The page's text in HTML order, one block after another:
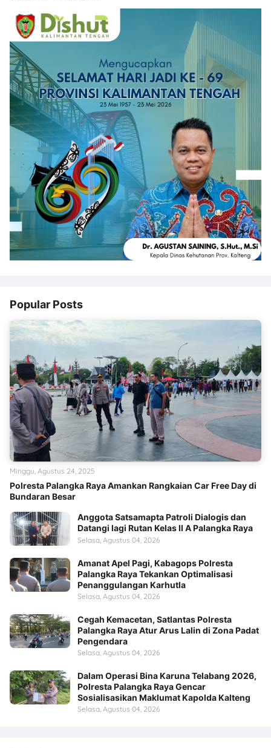
Popular Posts
Polresta Palangka Raya Amankan Rangkaian Car Free Day di
Bundaran Besar
Minggu, Agustus 24, 2025
Anggota Satsamapta Patroli Dialogis dan
Datangi lagi Rutan Kelas II A Palangka Raya
Selasa, Agustus 04, 2026
Amanat Apel Pagi, Kabagops Polresta
Palangka Raya Tekankan Optimalisasi
Penanggulangan Karhutla
Selasa, Agustus 04, 2026
Cegah Kemacetan, Satlantas Polresta
Palangka Raya Atur Arus Lalin di Zona Padat
Pengendara
Selasa, Agustus 04, 2026
Dalam Operasi Bina Karuna Telabang 2026,
Polresta Palangka Raya Gencar
Sosialisasikan Maklumat Kapolda Kalteng
Selasa, Agustus 04, 2026